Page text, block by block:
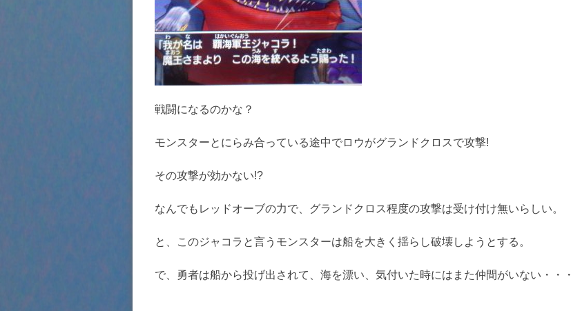
戦闘になるのかな？
モンスターとにらみ合っている途中でロウがグランドクロスで攻撃!
その攻撃が効かない!?
なんでもレッドオーブの力で、グランドクロス程度の攻撃は受け付け無いらしい。
と、このジャコラと言うモンスターは船を大きく揺らし破壊しようとする。
で、勇者は船から投げ出されて、海を漂い、気付いた時にはまた仲間がいない・・・